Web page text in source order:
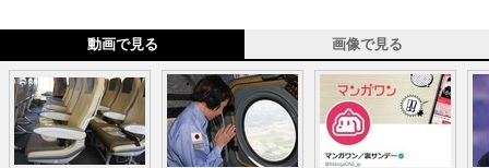
動画で見る 画像で見る